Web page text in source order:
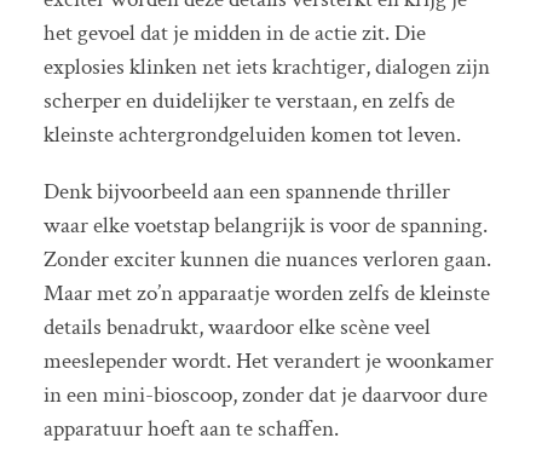
het gevoel dat je midden in de actie zit. Die
explosies klinken net iets krachtiger, dialogen zijn
scherper en duidelijker te verstaan, en zelfs de
kleinste achtergrondgeluiden komen tot leven.
Denk bijvoorbeeld aan een spannende thriller
waar elke voetstap belangrijk is voor de spanning.
Zonder exciter kunnen die nuances verloren gaan.
Maar met zo’n apparaatje worden zelfs de kleinste
details benadrukt, waardoor elke scène veel
meeslepender wordt. Het verandert je woonkamer
in een mini-bioscoop, zonder dat je daarvoor dure
apparatuur hoeft aan te schaffen.